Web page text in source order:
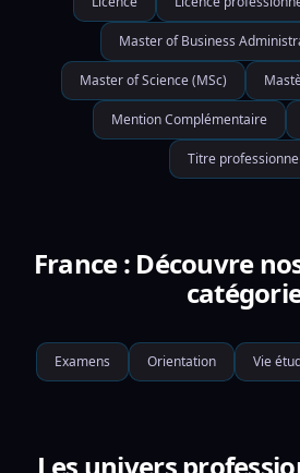
Master of Business
Master of Science (MSc)
Mention Complémentaire
Titre professionnel
France : Découvre
Examens Orientation Vie